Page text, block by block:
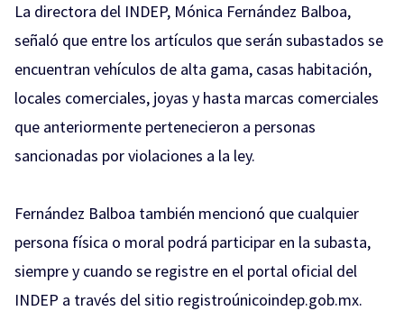
La directora del INDEP, Mónica Fernández Balboa,
señaló que entre los artículos que serán subastados se
encuentran vehículos de alta gama, casas habitación,
locales comerciales, joyas y hasta marcas comerciales
que anteriormente pertenecieron a personas
sancionadas por violaciones a la ley.
Fernández Balboa también mencionó que cualquier
persona física o moral podrá participar en la subasta,
siempre y cuando se registre en el portal oficial del
INDEP a través del sitio registroúnicoindep.gob.mx.